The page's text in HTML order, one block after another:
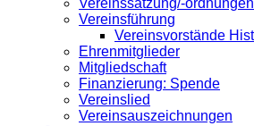
Vereinsführung
Vereinsvorstände
Ehrenmitglieder
Mitgliedschaft
Finanzierung: Spende
Vereinslied
Vereinsauszeichnungen